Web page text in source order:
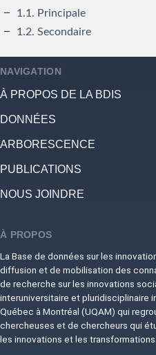
1.1. Principale
1.2. Secondaire
NAVIGATION
À PROPOS DE LA BDIS
DONNÉES
ARBORESCENCE
PUBLICATIONS
NOUS JOINDRE
À PROPOS
La Base de données sur les
diffusion et de mobilisation des
de recherche sur les innovations
interuniversitaire et pluridisciplinaire
Québec à Montréal (UQAM) qui
chercheuses et de chercheurs qui
les innovations et les transformations